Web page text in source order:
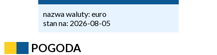
nazwa waluty: euro
stan na: 2026-08-05
POGODA